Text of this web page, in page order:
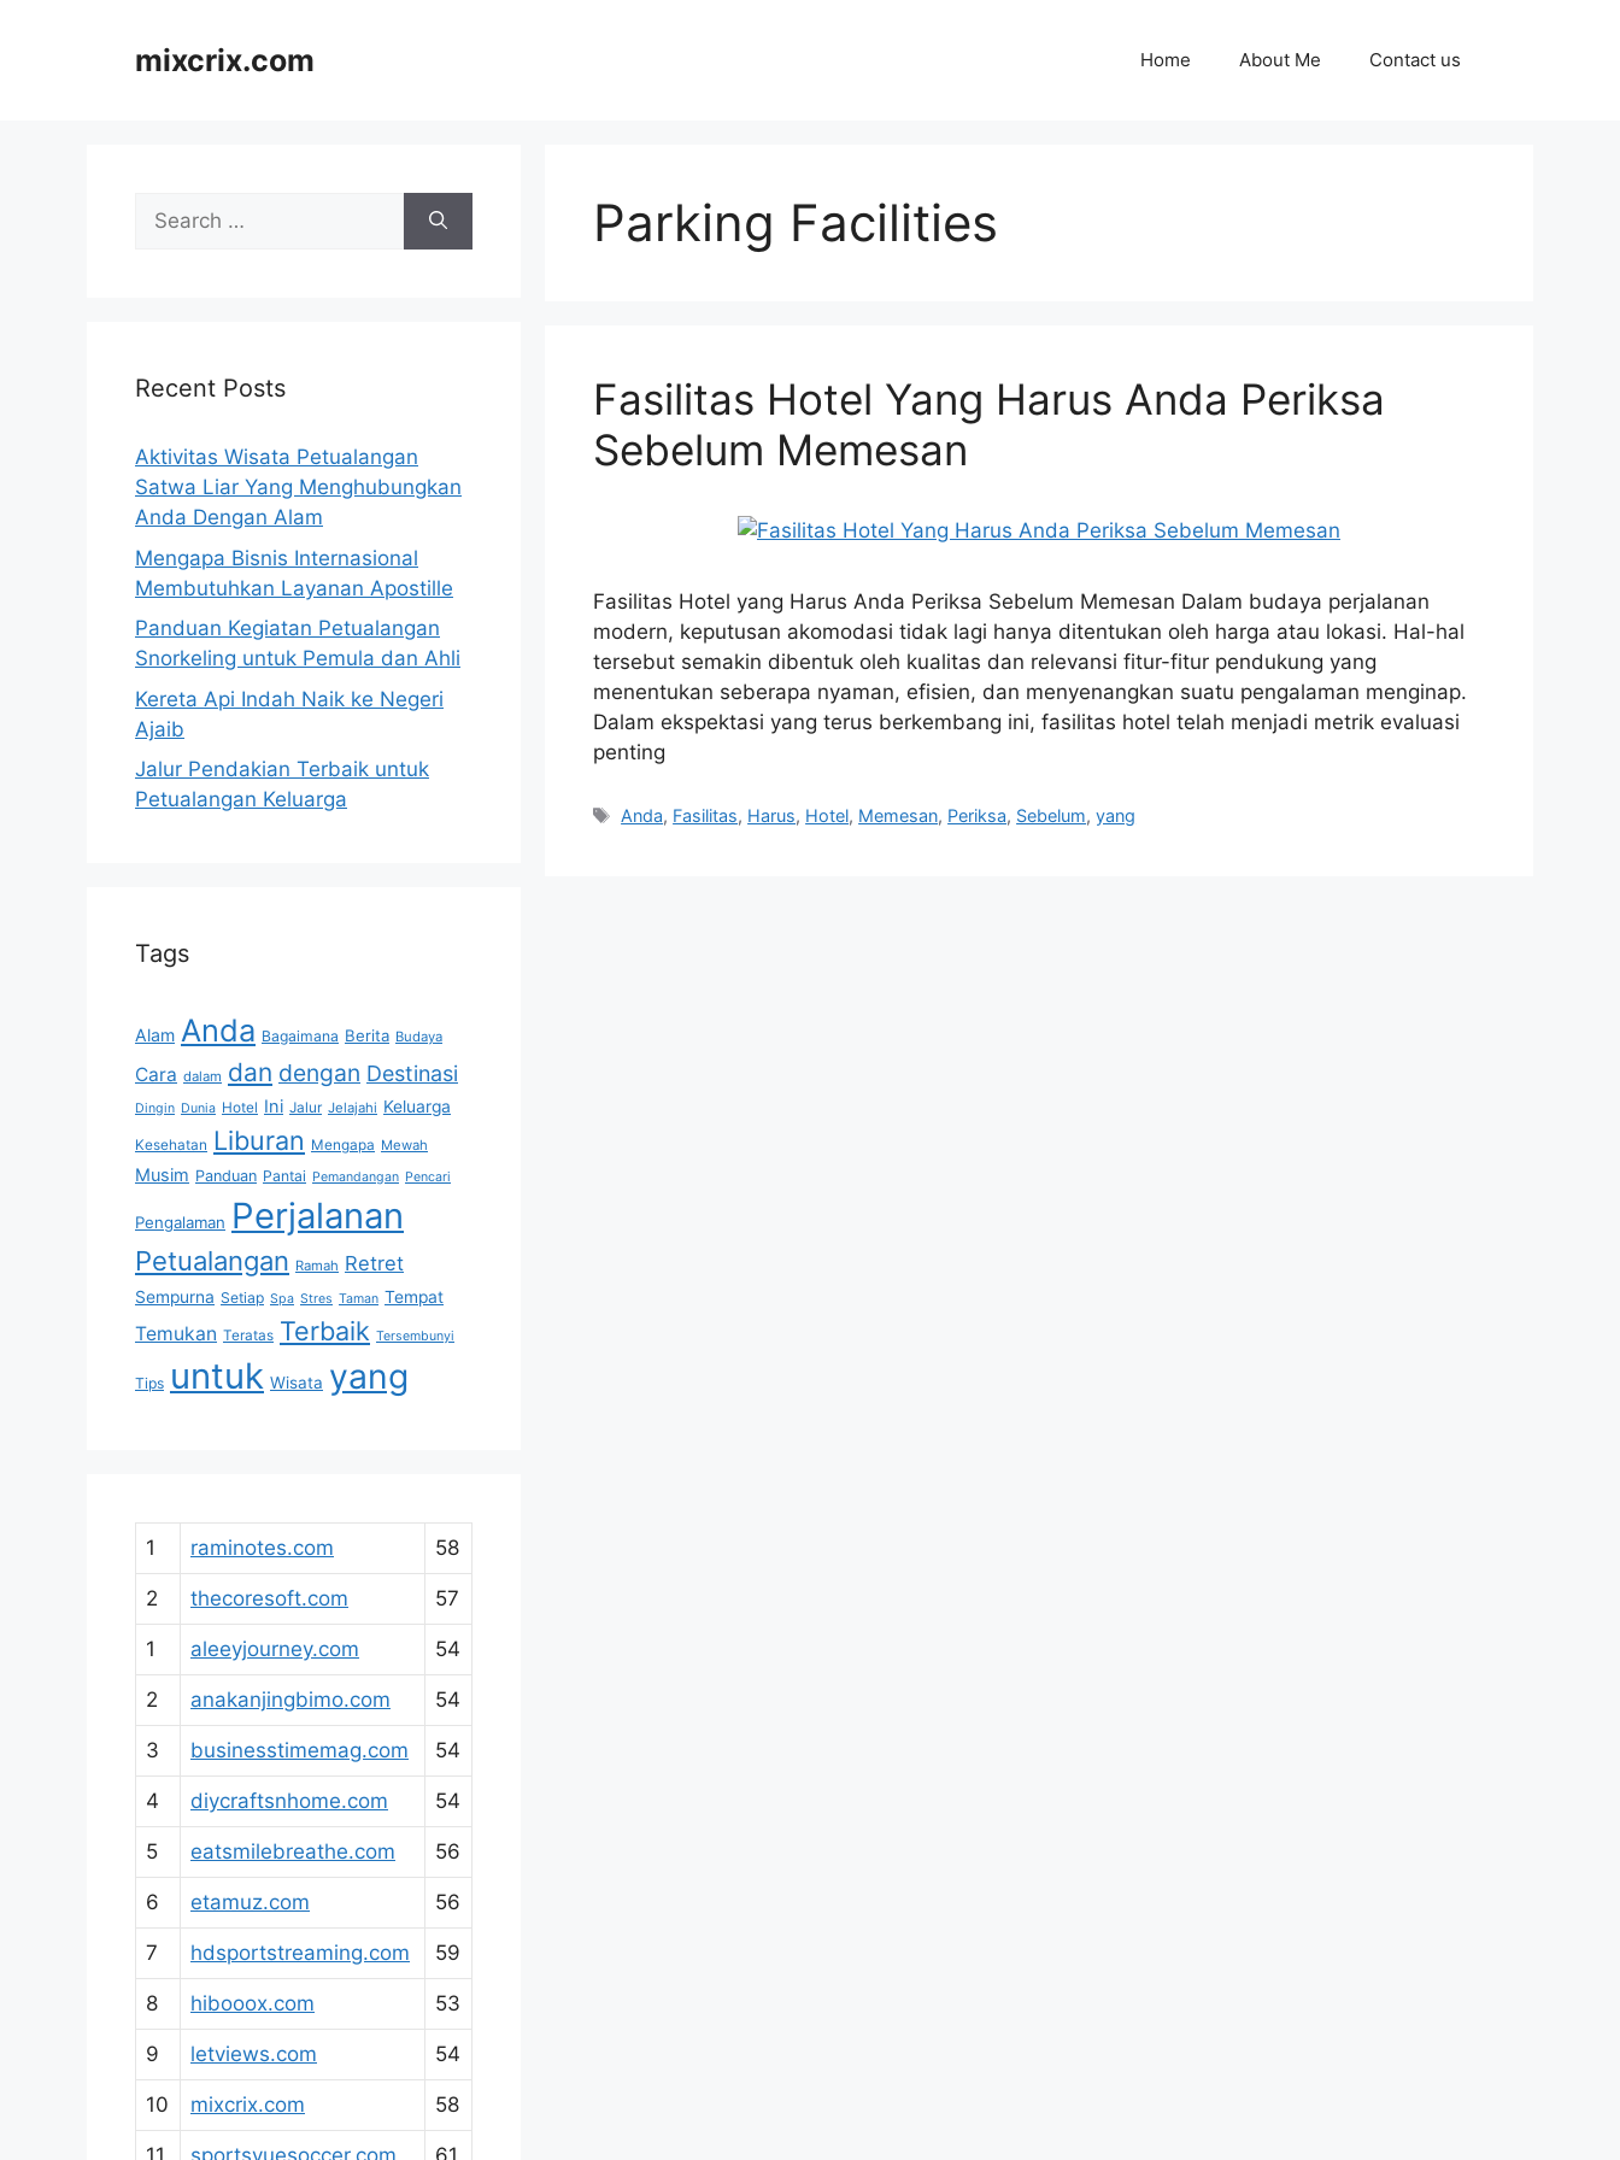
mixcrix.com Home About Me Contact us
Parking Facilities
Fasilitas Hotel Yang Harus Anda Periksa
Sebelum Memesan
Fasilitas Hotel yang Harus Anda Periksa Sebelum Memesan Dalam budaya perjalanan
modern, keputusan akomodasi tidak lagi hanya ditentukan oleh harga atau lokasi. Hal-hal
tersebut semakin dibentuk oleh kualitas dan relevansi fitur-fitur pendukung yang
menentukan seberapa nyaman, efisien, dan menyenangkan suatu pengalaman menginap.
Dalam ekspektasi yang terus berkembang ini, fasilitas hotel telah menjadi metrik evaluasi
penting
Tags
Anda, Fasilitas, Harus, Hotel, Memesan, Periksa, Sebelum,yang
Search
for:
Recent Posts
Aktivitas Wisata Petualangan
Satwa Liar Yang Menghubungkan
Anda Dengan Alam
Mengapa Bisnis Internasional
Membutuhkan Layanan Apostille
Panduan Kegiatan Petualangan
Snorkeling untuk Pemula dan Ahli
Kereta Api Indah Naik ke Negeri
Ajaib
Jalur Pendakian Terbaik untuk
Petualangan Keluarga
Tags
Alam Anda Bagaimana Berita Budaya
Cara dalam dan dengan Destinasi
Dingin Dunia Hotel Ini Jalur Jelajahi Keluarga
Kesehatan Liburan Mengapa Mewah
Musim Panduan Pantai Pemandangan Pencari
Pengalaman Perjalanan
Petualangan Ramah Retret
Sempurna Setiap Spa Stres Taman Tempat
Temukan Teratas Terbaik Tersembunyi
Tips untuk Wisata yang
1 raminotes.com 58
2 thecoresoft.com 57
1 aleeyjourney.com 54
2 anakanjingbimo.com 54
3 businesstimemag.com 54
4 diycraftsnhome.com 54
5 eatsmilebreathe.com 56
6 etamuz.com 56
7 hdsportstreaming.com 59
8 hibooox.com 53
9 letviews.com 54
10 mixcrix.com 58
11 sportsvuesoccer.com 61